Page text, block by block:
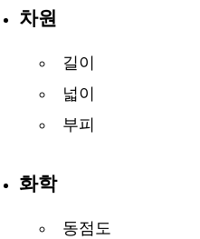
차원
길이
넓이
부피
화학
동점도